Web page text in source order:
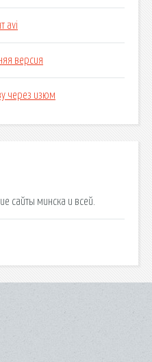
avi
версия
через изюм
сайты минска и всей.